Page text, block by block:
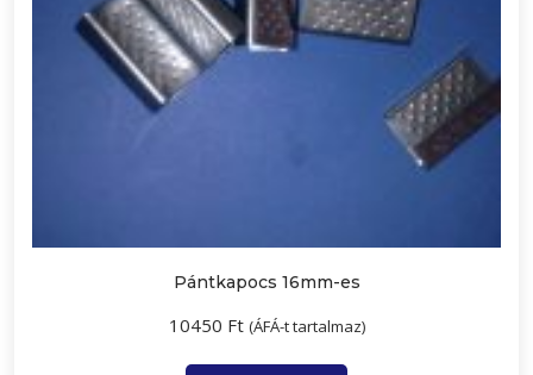
Pántkapocs 16mm-es
10450 Ft (ÁFÁ-t tartalmaz)